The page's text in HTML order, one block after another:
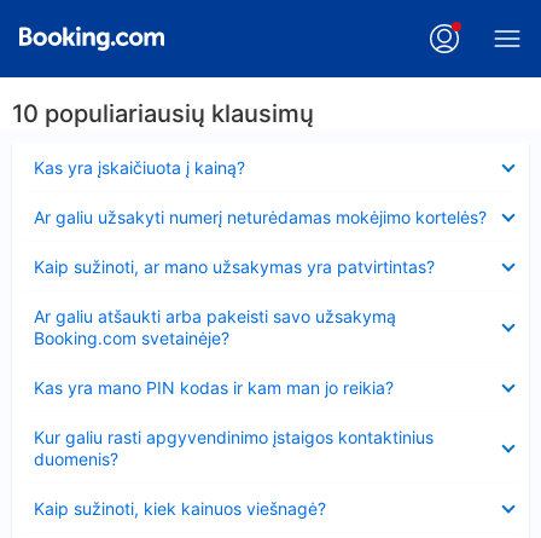
10 populiariausių klausimų
Kas yra įskaičiuota į kainą?
Ar galiu užsakyti numerį neturėdamas mokėjimo kortelės?
Kaip sužinoti, ar mano užsakymas yra patvirtintas?
Ar galiu atšaukti arba pakeisti savo užsakymą
Booking.com svetainėje?
Kas yra mano PIN kodas ir kam man jo reikia?
Kur galiu rasti apgyvendinimo įstaigos kontaktinius
duomenis?
Kaip sužinoti, kiek kainuos viešnagė?